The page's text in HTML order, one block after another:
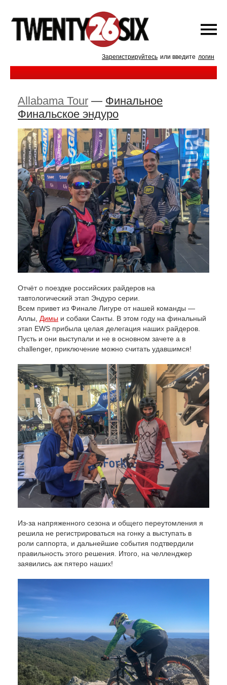
Зарегистрируйтесь или введите логин
Allabama Tour — Финальное
Финальское эндуро
Отчёт о поездке российских райдеров на
тавтологический этап Эндуро серии.
Всем привет из Финале Лигуре от нашей команды —
Аллы, Димы и собаки Санты. В этом году на финальный
этап EWS прибыла целая делегация наших райдеров.
Пусть и они выступали и не в основном зачете а в
challenger, приключение можно считать удавшимся!
Из-за напряженного сезона и общего переутомления я
решила не регистрироваться на гонку а выступать в
роли саппорта, и дальнейшие события подтвердили
правильность этого решения. Итого, на челленджер
заявились аж пятеро наших!